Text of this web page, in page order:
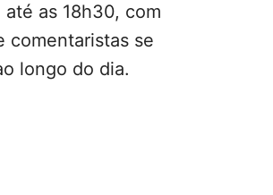
até as 18h30, com
comentaristas se
longo do dia.